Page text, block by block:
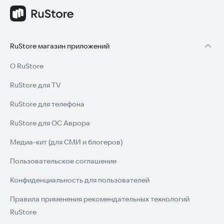
RuStore магазин приложений
О RuStore
RuStore для TV
RuStore для телефона
RuStore для ОС Аврора
Медиа-кит (для СМИ и блогеров)
Пользовательское соглашение
Конфиденциальность для пользователей
Правила применения рекомендательных технологий
RuStore